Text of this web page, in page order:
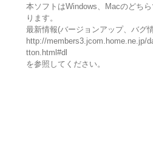
本ソフトはWindows、Macのどち
ります。
最新情報(バージョンアップ、バグ
http://members3.jcom.home.ne.jp/
tton.html#dl
を参照してください。